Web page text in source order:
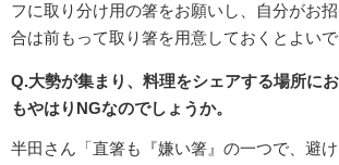
フに取り分け用の箸をお願いし、自分がお
合は前もって取り箸を用意しておくとよいで
Q.大勢が集まり、料理をシェアする場所にお
もやはりNGなのでしょうか。
半田さん「直箸も『嫌い箸』の一つで、避け